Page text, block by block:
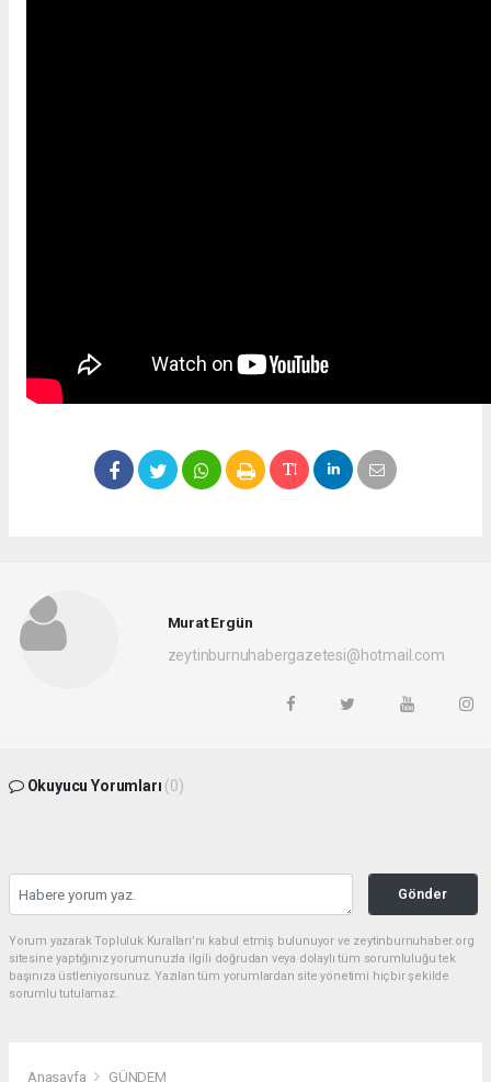
Murat Ergün
zeytinburnuhabergazetesi@hotmail.com
Okuyucu Yorumları (0)
Gönder
Yorum yazarak Topluluk Kuralları’nı kabul etmiş bulunuyor ve zeytinburnuhaber.org
sitesine yaptığınız yorumunuzla ilgili doğrudan veya dolaylı tüm sorumluluğu tek
başınıza üstleniyorsunuz. Yazılan tüm yorumlardan site yönetimi hiçbir şekilde
sorumlu tutulamaz.
Anasayfa GÜNDEM